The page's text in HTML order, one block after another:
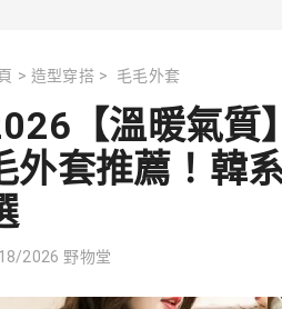
> 造型穿搭 > 毛毛外套
【溫暖氣質
外套推薦！韓
2026 野物堂